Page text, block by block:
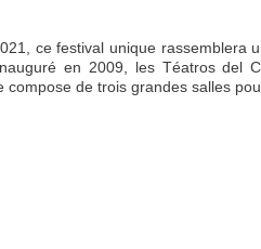
ce festival unique rassemblera
en 2009, les Téatros del
compose de trois grandes salles